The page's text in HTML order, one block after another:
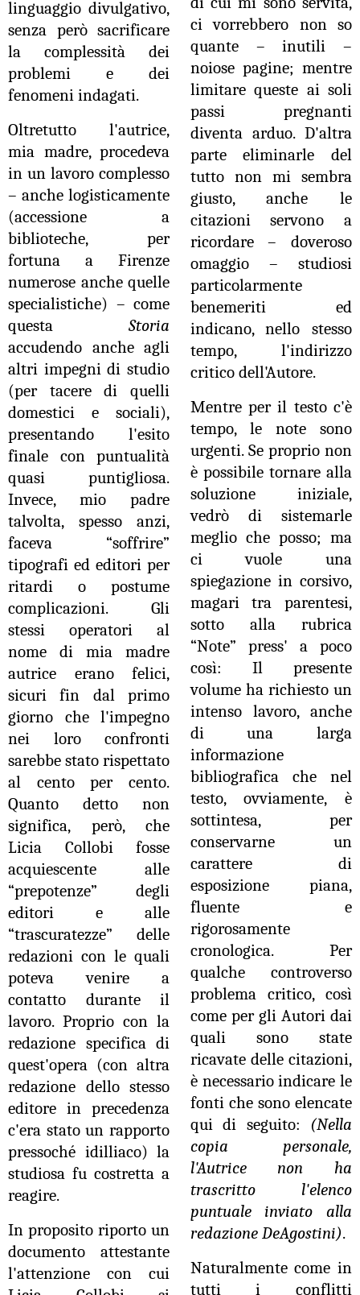
linguaggio divulgativo,
senza però sacrificare
la complessità dei
problemi e dei
fenomeni indagati.
Oltretutto l'autrice,
mia madre, procedeva
in un lavoro complesso
– anche logisticamente
(accessione a
biblioteche, per
fortuna a Firenze
numerose anche quelle
specialistiche) – come
questaStoria
accudendo anche agli
altri impegni di studio
(per tacere di quelli
domestici e sociali),
presentando l'esito
finale con puntualità
quasi puntigliosa.
Invece, mio padre
talvolta, spesso anzi,
faceva “soffrire”
tipografi ed editori per
ritardi o postume
complicazioni. Gli
stessi operatori al
nome di mia madre
autrice erano felici,
sicuri fin dal primo
giorno che l'impegno
nei loro confronti
sarebbe stato rispettato
al cento per cento.
Quanto detto non
significa, però, che
Licia Collobi fosse
acquiescente alle
“prepotenze” degli
editori e alle
“trascuratezze” delle
redazioni con le quali
poteva venire a
contatto durante il
lavoro. Proprio con la
redazione specifica di
quest'opera (con altra
redazione dello stesso
editore in precedenza
c'era stato un rapporto
pressoché idilliaco) la
studiosa fu costretta a
reagire.
In proposito riporto un
documento attestante
l'attenzione con cui
ci vorrebbero non so
quante – inutili –
noiose pagine; mentre
limitare queste ai soli
passi pregnanti
diventa arduo. D'altra
parte eliminarle del
tutto non mi sembra
giusto, anche le
citazioni servono a
ricordare – doveroso
omaggio – studiosi
particolarmente
benemeriti ed
indicano, nello stesso
tempo, l'indirizzo
critico dell'Autore.
Mentre per il testo c'è
tempo, le note sono
urgenti. Se proprio non
è possibile tornare alla
soluzione iniziale,
vedrò di sistemarle
meglio che posso; ma
ci vuole una
spiegazione in corsivo,
magari tra parentesi,
sotto alla rubrica
“Note” press' a poco
così: Il presente
volume ha richiesto un
intenso lavoro, anche
di una larga
informazione
bibliografica che nel
testo, ovviamente, è
sottintesa, per
conservarne un
carattere di
esposizione piana,
fluente e
rigorosamente
cronologica. Per
qualche controverso
problema critico, così
come per gli Autori dai
quali sono state
ricavate delle citazioni,
è necessario indicare le
fonti che sono elencate
qui di seguito: (Nella
copia personale,
l'Autrice non ha
trascritto l'elenco
puntuale inviato alla
redazione DeAgostini).
Naturalmente come in
tutti i conflitti